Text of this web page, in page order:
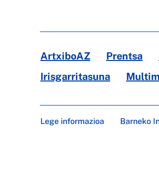
ArtxiboAZ Prentsa
Irisgarritasuna
Lege informazioa Barneko